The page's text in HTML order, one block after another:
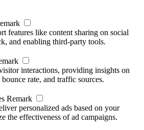
features like content sharing on social
and enabling third-party tools.
interactions, providing insights on
rate, and traffic sources.
Remark
personalized ads based on your
the effectiveness of ad campaigns.